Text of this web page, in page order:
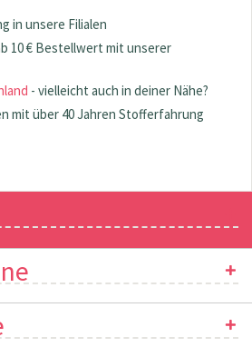
in unsere Filialen
10 € Bestellwert mit unserer
- vielleicht auch in deiner Nähe?
mit über 40 Jahren Stofferfahrung